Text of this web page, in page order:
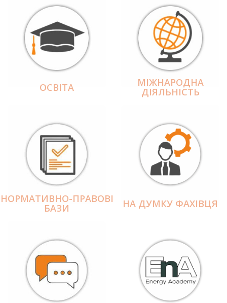
ОСВІТА МІЖНАРОДНА
ДІЯЛЬНІCТЬ
НОРМАТИВНО-ПРАВОВІ
БАЗИ НА ДУМКУ ФАХІВЦЯ